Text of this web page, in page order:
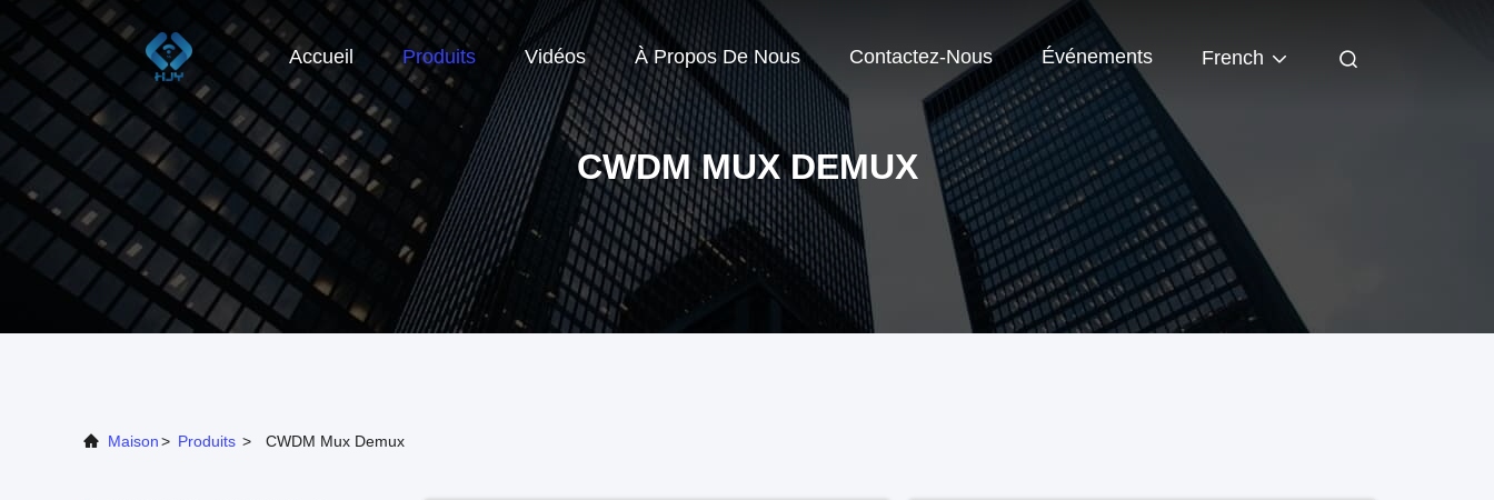
Accueil Produits Vidéos À Propos De Nous Contactez-Nous Événements French
CWDM MUX DEMUX
Maison> Produits > CWDM Mux Demux